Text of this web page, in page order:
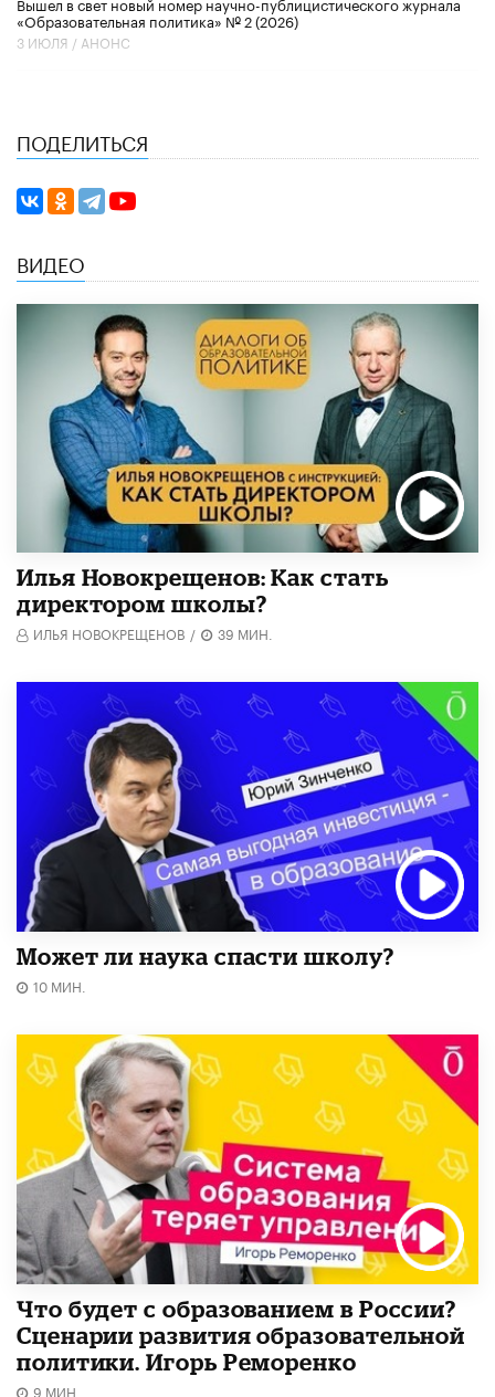
«Образовательная политика» № 2 (2026)
3 ИЮЛЯ / АНОНС
ПОДЕЛИТЬСЯ
ВИДЕО
​Илья Новокрещенов: Как стать
директором школы?
ИЛЬЯ НОВОКРЕЩЕНОВ / 39 МИН.
Может ли наука спасти школу?
10 МИН.
Что будет с образованием в России?
Сценарии развития образовательной
политики. Игорь Реморенко
9 МИН.